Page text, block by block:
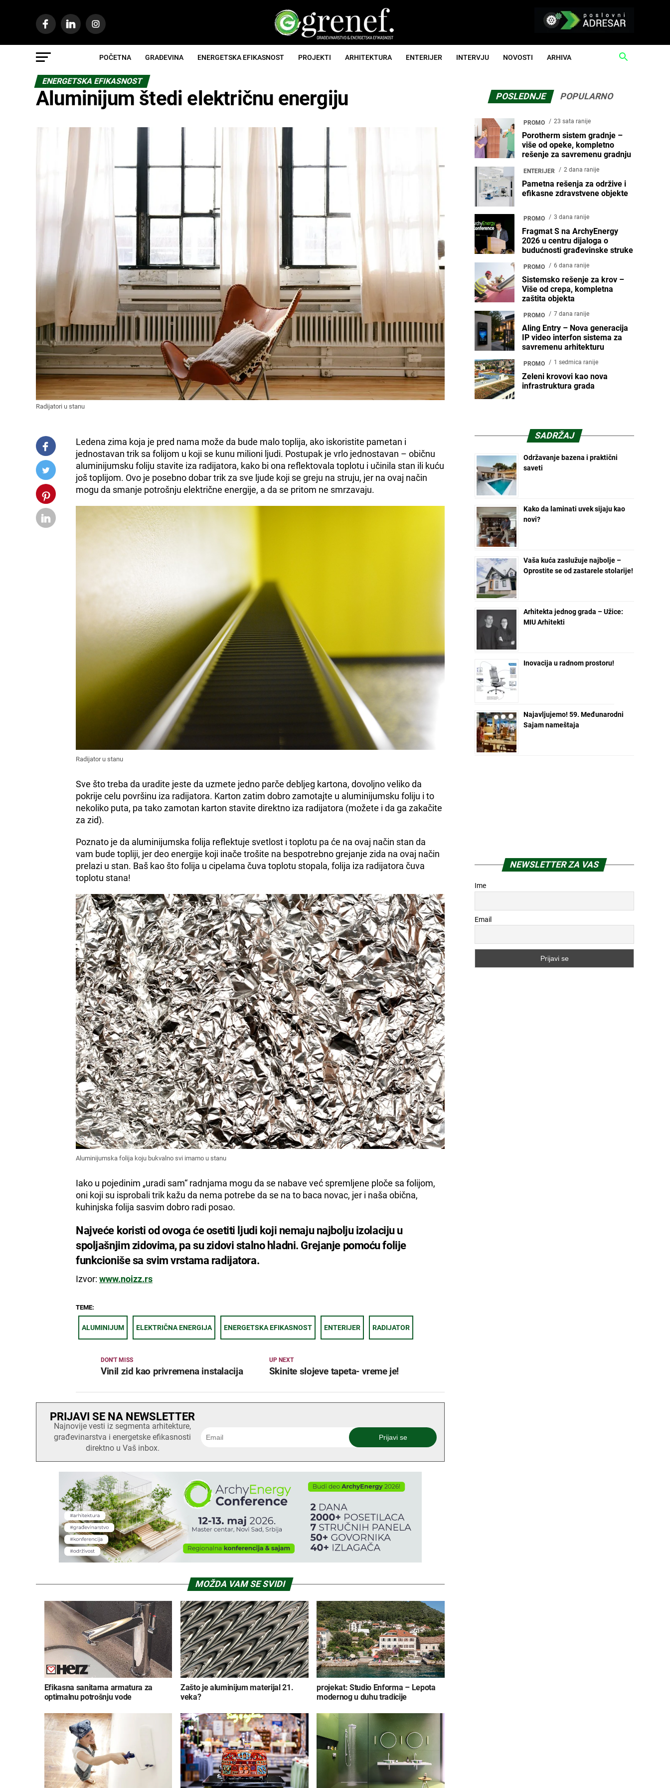
POČETNA GRAĐEVINA ENERGETSKA EFIKASNOST PROJEKTI ARHITEKTURA ENTERIJER INTERVJU NOVOSTI ARHIVA
ENERGETSKA EFIKASNOST
Aluminijum štedi električnu energiju
Radijatori u stanu
Ledena zima koja je pred nama može da bude malo toplija, ako iskoristite pametan i
jednostavan trik sa folijom u koji se kunu milioni ljudi. Postupak je vrlo jednostavan – običnu
aluminijumsku foliju stavite iza radijatora, kako bi ona reflektovala toplotu i učinila stan ili kuću
još toplijom. Ovo je posebno dobar trik za sve ljude koji se greju na struju, jer na ovaj način
mogu da smanje potrošnju električne energije, a da se pritom ne smrzavaju.
Radijator u stanu
Sve što treba da uradite jeste da uzmete jedno parče debljeg kartona, dovoljno veliko da
pokrije celu površinu iza radijatora. Karton zatim dobro zamotajte u aluminijumsku foliju i to
nekoliko puta, pa tako zamotan karton stavite direktno iza radijatora (možete i da ga zakačite
za zid).
Poznato je da aluminijumska folija reflektuje svetlost i toplotu pa će na ovaj način stan da
vam bude topliji, jer deo energije koji inače trošite na bespotrebno grejanje zida na ovaj način
prelazi u stan. Baš kao što folija u cipelama čuva toplotu stopala, folija iza radijatora čuva
toplotu stana!
Aluminijumska folija koju bukvalno svi imamo u stanu
Iako u pojedinim „uradi sam“ radnjama mogu da se nabave već spremljene ploče sa folijom,
oni koji su isprobali trik kažu da nema potrebe da se na to baca novac, jer i naša obična,
kuhinjska folija sasvim dobro radi posao.
Najveće koristi od ovoga će osetiti ljudi koji nemaju najbolju izolaciju u
spoljašnjim zidovima, pa su zidovi stalno hladni. Grejanje pomoću folije
funkcioniše sa svim vrstama radijatora.
Izvor: www.noizz.rs
TEME:
ALUMINIJUM ELEKTRIČNA ENERGIJA ENERGETSKA EFIKASNOST ENTERIJER RADIJATOR
UP NEXT
Skinite slojeve tapeta- vreme je!
DON'T MISS
Vinil zid kao privremena instalacija
PRIJAVI SE NA NEWSLETTER
Najnovije vesti iz segmenta arhitekture,
građevinarstva i energetske efikasnosti
direktno u Vaš inbox.
MOŽDA VAM SE SVIDI
Efikasna sanitarna armatura za
optimalnu potrošnju vode
Zašto je aluminijum materijal 21.
veka?
projekat: Studio Enforma – Lepota
modernog u duhu tradicije
POSLEDNJE POPULARNO
PROMO 23 sata ranije
Porotherm sistem gradnje –
više od opeke, kompletno
rešenje za savremenu gradnju
ENTERIJER 2 dana ranije
Pametna rešenja za održive i
efikasne zdravstvene objekte
PROMO 3 dana ranije
Fragmat S na ArchyEnergy
2026 u centru dijaloga o
budućnosti građevinske struke
PROMO 6 dana ranije
Sistemsko rešenje za krov –
Više od crepa, kompletna
zaštita objekta
PROMO 7 dana ranije
Aling Entry – Nova generacija
IP video interfon sistema za
savremenu arhitekturu
PROMO 1 sedmica ranije
Zeleni krovovi kao nova
infrastruktura grada
SADRŽAJ
Održavanje bazena i praktični
saveti
Kako da laminati uvek sijaju kao
novi?
Vaša kuća zaslužuje najbolje –
Oprostite se od zastarele stolarije!
Arhitekta jednog grada – Užice:
MIU Arhitekti
Inovacija u radnom prostoru!
Najavljujemo! 59. Međunarodni
Sajam nameštaja
NEWSLETTER ZA VAS
Ime
Email